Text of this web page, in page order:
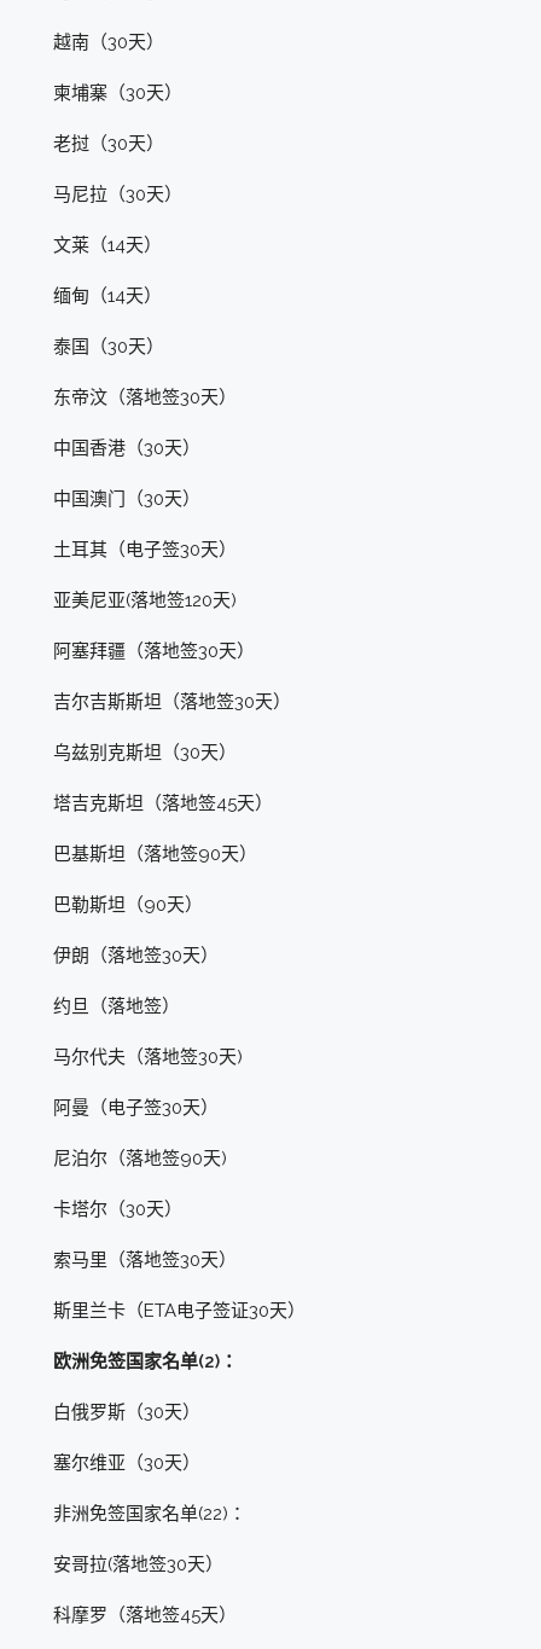
越南（30天）
柬埔寨（30天）
老挝（30天）
马尼拉（30天）
文莱（14天）
缅甸（14天）
泰国（30天）
东帝汶（落地签30天）
中国香港（30天）
中国澳门（30天）
土耳其（电子签30天）
亚美尼亚(落地签120天)
阿塞拜疆（落地签30天）
吉尔吉斯斯坦（落地签30天）
乌兹别克斯坦（30天）
塔吉克斯坦（落地签45天）
巴基斯坦（落地签90天）
巴勒斯坦（90天）
伊朗（落地签30天）
约旦（落地签）
马尔代夫（落地签30天)
阿曼（电子签30天）
尼泊尔（落地签90天)
卡塔尔（30天）
索马里（落地签30天）
斯里兰卡（ETA电子签证30天）
欧洲免签国家名单(2)：
白俄罗斯（30天）
塞尔维亚（30天）
非洲免签国家名单(22)：
安哥拉(落地签30天）
科摩罗（落地签45天）